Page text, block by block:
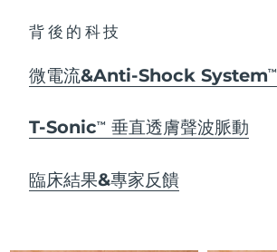
背後的科技
微電流&Anti-Shock SystemTM
T-SonicTM 垂直透膚聲波脈動
臨床結果&專家反饋
18% PAP
護膚品
澤西島
哈薩克